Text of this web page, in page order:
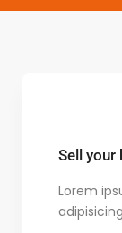
Sell your
Lorem